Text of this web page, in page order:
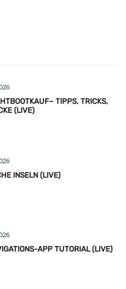
TIPPS, TRICKS,
(LIVE)
INSELN (LIVE)
APP TUTORIAL (LIVE)